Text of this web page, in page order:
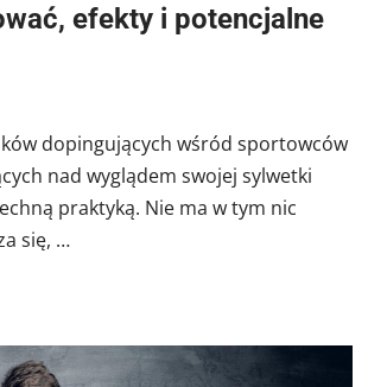
efekty i potencjalne
dopingujących wśród sportowców
nad wyglądem swojej sylwetki
praktyką. Nie ma w tym nic
się, …